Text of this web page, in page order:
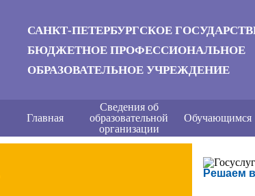
САНКТ-ПЕТЕРБУРГСКОЕ
БЮДЖЕТНОЕ ПРОФЕССИОНАЛЬНОЕ
ОБРАЗОВАТЕЛЬНОЕ УЧРЕЖДЕНИЕ
Главная
Сведения об
образовательной
организации
Обучающимся
Решаем